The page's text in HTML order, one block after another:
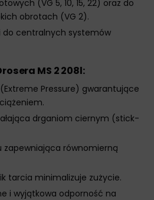
(VG 5, 10, 15, 22) oraz do
obrotach (VG 2).
do centralnych systemów
MS 2 208l:
(Extreme Pressure) gwarantujące
drganiom ciernym (stick-
zapewniająca równomierną
tarcia minimalizuje zużycie.
i wyjątkowa odporność na